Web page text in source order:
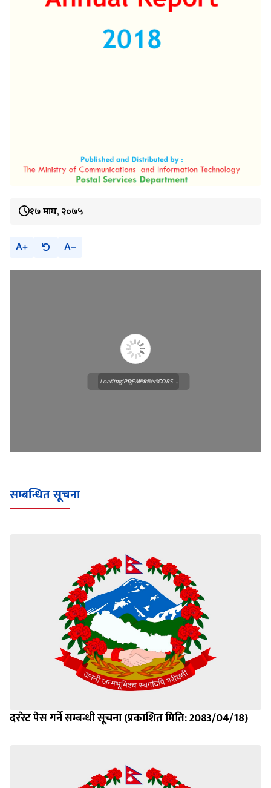
१७ माघ, २०७५
A A
Loading WEBGL 3D ...
Loading PDF Worker CORS ...
सम्बन्धित सूचना
दररेट पेस गर्ने सम्बन्धी सूचना (प्रकाशित मिति: 2083/04/18)